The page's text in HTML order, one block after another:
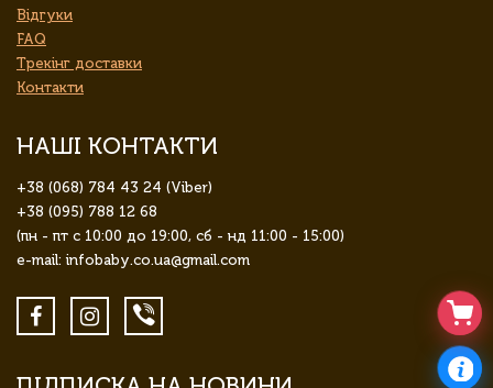
Відгуки
FAQ
Трекінг доставки
Контакти
НАШІ КОНТАКТИ
+38 (068) 784 43 24 (Viber)
+38 (095) 788 12 68
(пн - пт с 10:00 до 19:00, сб - нд 11:00 - 15:00)
e-mail: infobaby.co.ua@gmail.com